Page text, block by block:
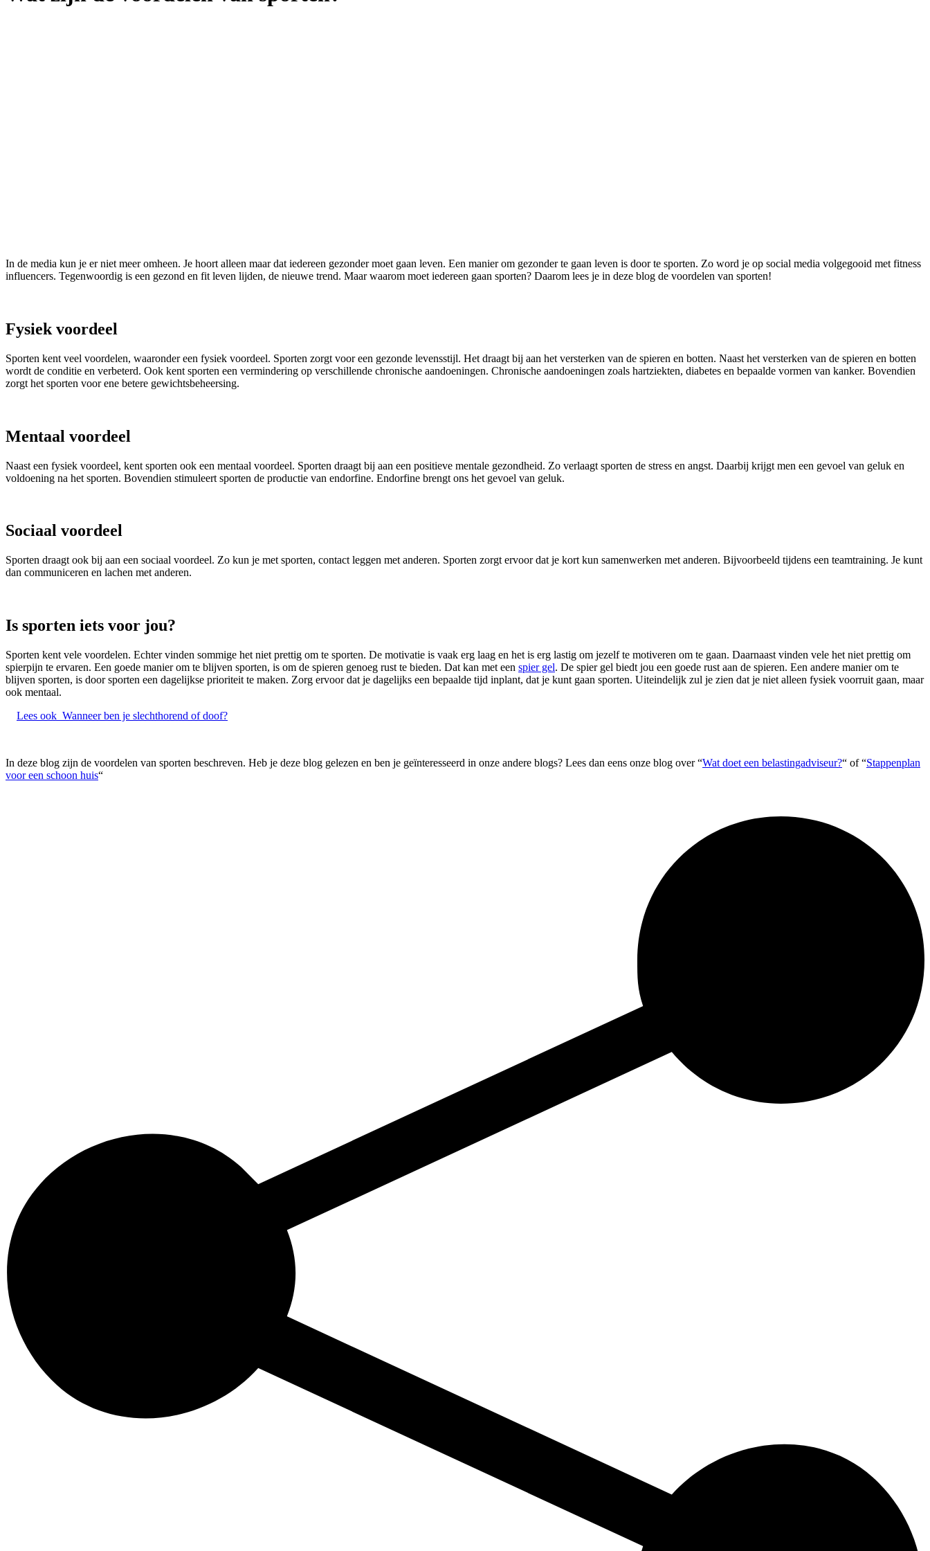
In de media kun je er niet meer omheen. Je hoort alleen maar dat iedereen gezonder moet gaan leven. Een manier om gezonder te gaan leven is door te sporten. Zo word je op social media volgegooid met fitness
influencers. Tegenwoordig is een gezond en fit leven lijden, de nieuwe trend. Maar waarom moet iedereen gaan sporten? Daarom lees je in deze blog de voordelen van sporten!
Fysiek voordeel
Sporten kent veel voordelen, waaronder een fysiek voordeel. Sporten zorgt voor een gezonde levensstijl. Het draagt bij aan het versterken van de spieren en botten. Naast het versterken van de spieren en botten
wordt de conditie en verbeterd. Ook kent sporten een vermindering op verschillende chronische aandoeningen. Chronische aandoeningen zoals hartziekten, diabetes en bepaalde vormen van kanker. Bovendien
zorgt het sporten voor ene betere gewichtsbeheersing.
Mentaal voordeel
Naast een fysiek voordeel, kent sporten ook een mentaal voordeel. Sporten draagt bij aan een positieve mentale gezondheid. Zo verlaagt sporten de stress en angst. Daarbij krijgt men een gevoel van geluk en
voldoening na het sporten. Bovendien stimuleert sporten de productie van endorfine. Endorfine brengt ons het gevoel van geluk.
Sociaal voordeel
Sporten draagt ook bij aan een sociaal voordeel. Zo kun je met sporten, contact leggen met anderen. Sporten zorgt ervoor dat je kort kun samenwerken met anderen. Bijvoorbeeld tijdens een teamtraining. Je kunt
dan communiceren en lachen met anderen.
Is sporten iets voor jou?
Sporten kent vele voordelen. Echter vinden sommige het niet prettig om te sporten. De motivatie is vaak erg laag en het is erg lastig om jezelf te motiveren om te gaan. Daarnaast vinden vele het niet prettig om
spierpijn te ervaren. Een goede manier om te blijven sporten, is om de spieren genoeg rust te bieden. Dat kan met een spier gel. De spier gel biedt jou een goede rust aan de spieren. Een andere manier om te
blijven sporten, is door sporten een dagelijkse prioriteit te maken. Zorg ervoor dat je dagelijks een bepaalde tijd inplant, dat je kunt gaan sporten. Uiteindelijk zul je zien dat je niet alleen fysiek voorruit gaan, maar
ook mentaal.
Lees ook Wanneer ben je slechthorend of doof?
In deze blog zijn de voordelen van sporten beschreven. Heb je deze blog gelezen en ben je geïnteresseerd in onze andere blogs? Lees dan eens onze blog over “Wat doet een belastingadviseur?“ of “Stappenplan
voor een schoon huis“